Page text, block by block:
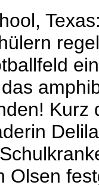
Olsen